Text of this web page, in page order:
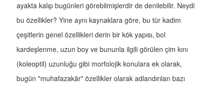
ayakta kalıp bugünleri görebilmişlerdir de denilebilir. Neydi
bu özellikler? Yine aynı kaynaklara göre, bu tür kadim
çeşitlerin genel özellikleri derin bir kök yapısı, bol
kardeşlenme, uzun boy ve bununla ilgili görülen çim kını
(koleoptil) uzunluğu gibi morfolojik konulara ek olarak,
bugün "muhafazakâr" özellikler olarak adlandırılan bazı